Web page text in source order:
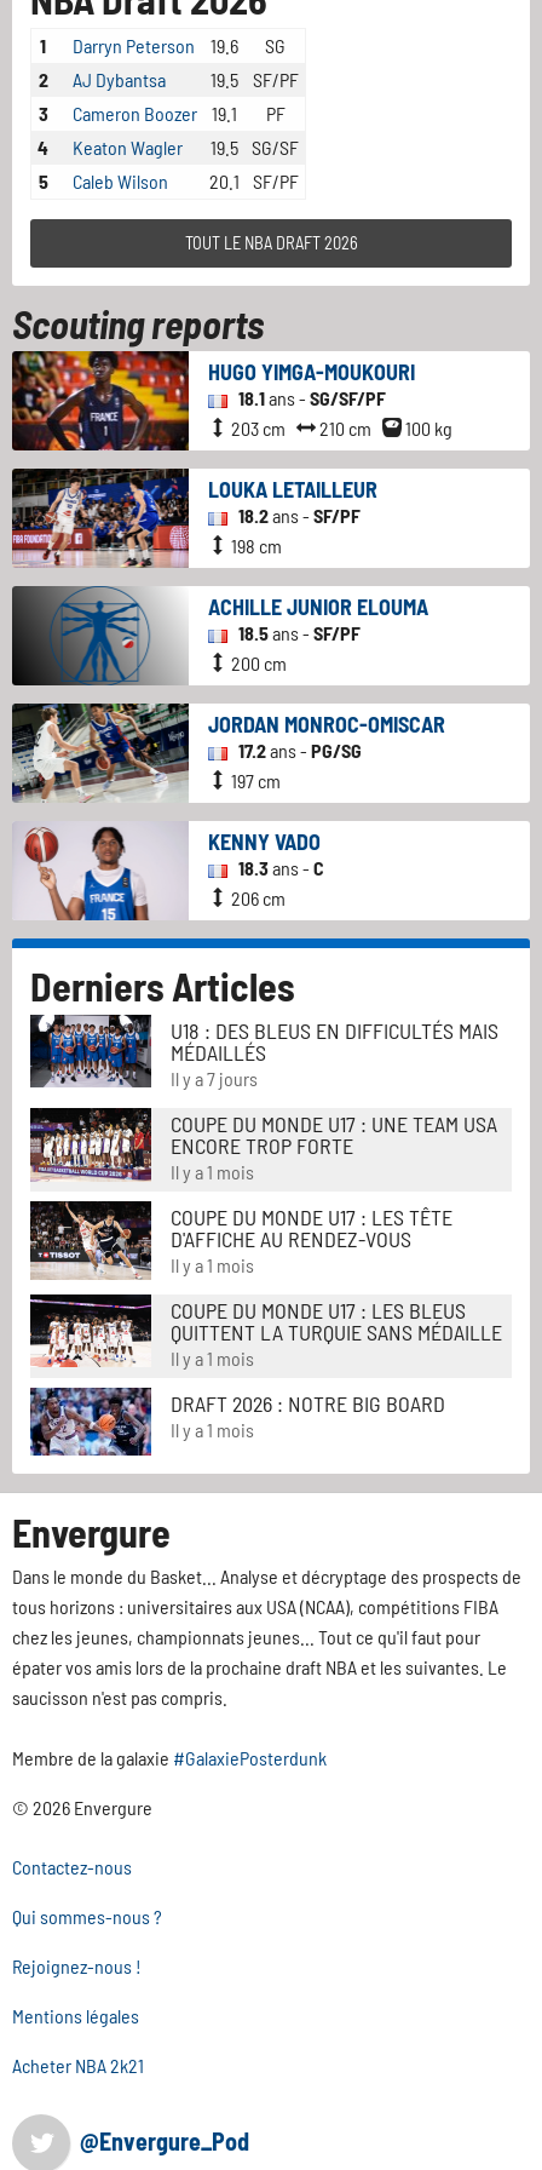
1 Darryn Peterson 19.6
SG
2
AJ Dybantsa 19.5
SF/PF
3
Cameron Boozer 19.1
PF
4
Keaton Wagler 19.5 SG/SF
5
Caleb Wilson 20.1 SF/PF
TOUT LE NBA DRAFT 2026
Scouting reports
HUGO YIMGA-MOUKOURI
18.1ans - SG/SF/PF
203 cm
210 cm 100 kg
LOUKA LETAILLEUR
18.2ans - SF/PF
198 cm
ACHILLE JUNIOR ELOUMA
18.5ans - SF/PF
200 cm
JORDAN MONROC-OMISCAR
17.2ans - PG/SG
197 cm
KENNY VADO
18.3ans - C
206 cm
Derniers Articles
U18 : DES BLEUS EN DIFFICULTÉS MAIS
MÉDAILLÉS
Il y a 7 jours
COUPE DU MONDE U17 : UNE TEAM USA
ENCORE TROP FORTE
Il y a 1 mois
COUPE DU MONDE U17 : LES TÊTE
D'AFFICHE AU RENDEZ-VOUS
Il y a 1 mois
COUPE DU MONDE U17 : LES BLEUS
QUITTENT LA TURQUIE SANS MÉDAILLE
Il y a 1 mois
DRAFT 2026 : NOTRE BIG BOARD
Il y a 1 mois
Envergure
Dans le monde du Basket... Analyse et décryptage des prospects de
tous horizons : universitaires aux USA (NCAA), compétitions FIBA
chez les jeunes, championnats jeunes... Tout ce qu'il faut pour
épater vos amis lors de la prochaine draft NBA et les suivantes. Le
saucisson n'est pas compris.
Membre de la galaxie #GalaxiePosterdunk
© 2026 Envergure
Contactez-nous
Qui sommes-nous ?
Rejoignez-nous !
Mentions légales
Acheter NBA 2k21
@Envergure_Pod